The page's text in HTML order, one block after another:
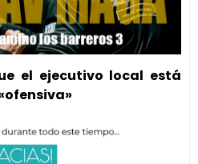
el ejecutivo local está